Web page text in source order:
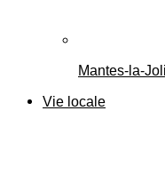
Mantes-la-
Vie locale